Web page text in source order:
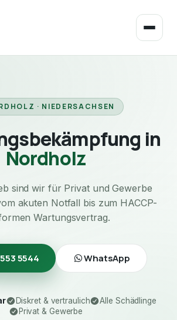
· NIEDERSACHSEN
in
Nordholz
sind wir für Privat und Gewerbe
akuten Notfall bis zum HACCP-
Wartungsvertrag.
5544 WhatsApp
Diskret & vertraulich
Alle Schädlinge
Privat & Gewerbe